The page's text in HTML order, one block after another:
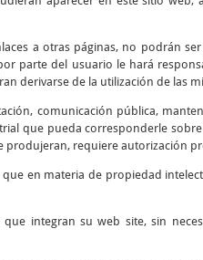
a otras páginas, no podrán
parte del usuario le hará
derivarse de la utilización de las
comunicación pública,
que pueda corresponderle
requiere autorización
en materia de propiedad
integran su web site, sin